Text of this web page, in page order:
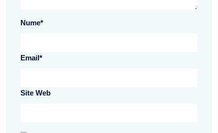
Nume*
Email*
Site Web